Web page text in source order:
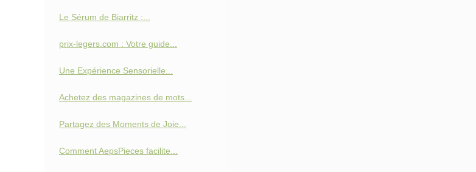
Le Sérum de Biarritz :...
prix-legers.com : Votre guide...
Une Expérience Sensorielle...
Achetez des magazines de mots...
Partagez des Moments de Joie...
Comment AepsPieces facilite...